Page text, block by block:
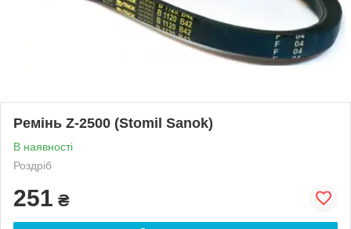
Ремінь Z-2500 (Stomil Sanok)
В наявності
Роздріб
251 ₴